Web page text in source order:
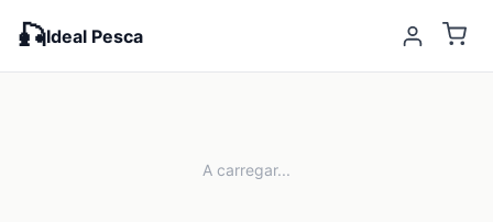
🎣Ideal Pesca
A carregar...